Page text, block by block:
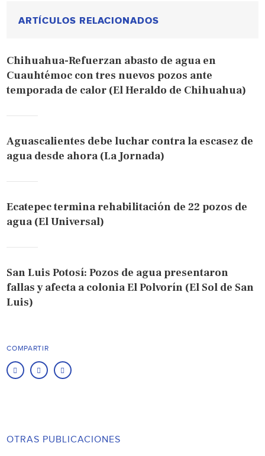
ARTÍCULOS RELACIONADOS
Chihuahua-Refuerzan abasto de agua en
Cuauhtémoc con tres nuevos pozos ante
temporada de calor (El Heraldo de Chihuahua)
Aguascalientes debe luchar contra la escasez de
agua desde ahora (La Jornada)
Ecatepec termina rehabilitación de 22 pozos de
agua (El Universal)
San Luis Potosí: Pozos de agua presentaron
fallas y afecta a colonia El Polvorín (El Sol de San
Luis)
COMPARTIR
OTRAS PUBLICACIONES